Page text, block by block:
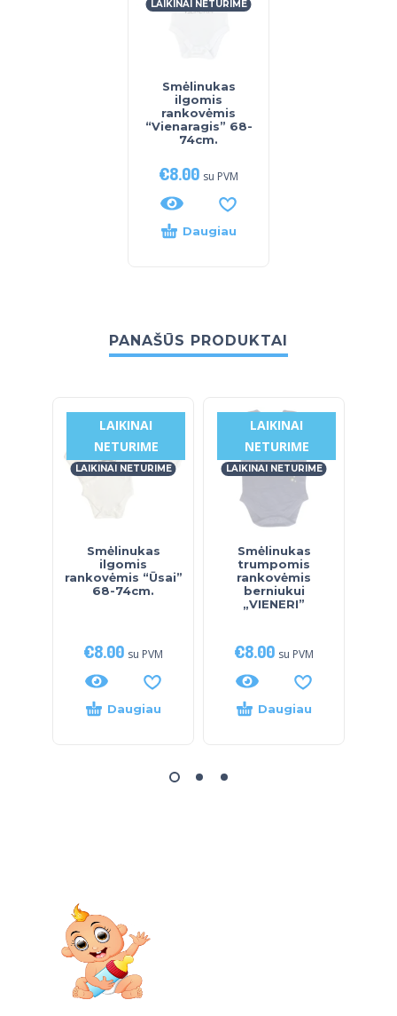
LAIKINAI NETURIME
Smėlinukas
ilgomis
rankovėmis
“Vienaragis” 68-
74cm.
€8.00 su PVM
Daugiau
PANAŠŪS PRODUKTAI
LAIKINAI
NETURIME
LAIKINAI NETURIME
Smėlinukas
ilgomis
rankovėmis “Ūsai”
68-74cm.
€8.00 su PVM
Daugiau
LAIKINAI
NETURIME
LAIKINAI NETURIME
Smėlinukas
trumpomis
rankovėmis
berniukui
„VIENERI”
€8.00 su PVM
Daugiau